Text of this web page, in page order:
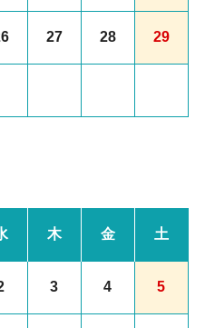
27 28 29
木 金 土
3 4 5